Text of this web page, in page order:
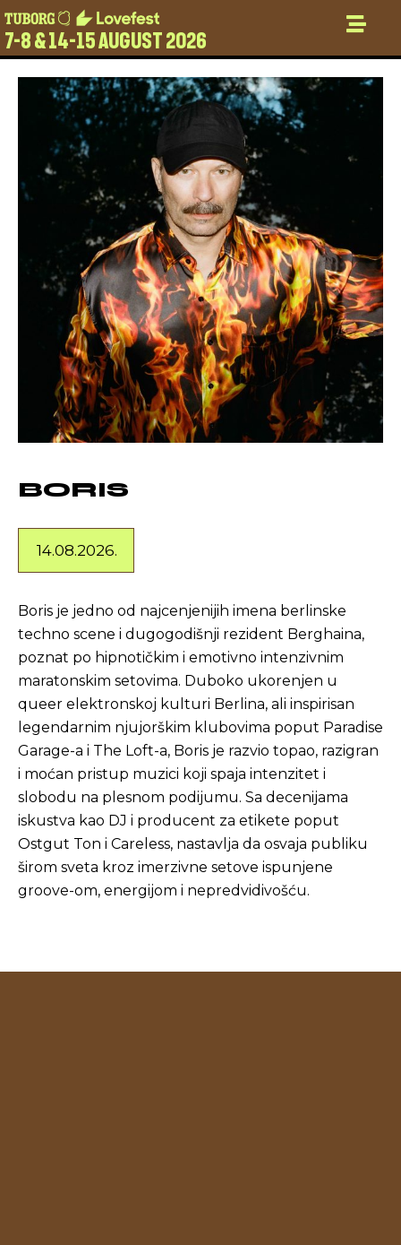
7-8 & 14-15 AUGUST 2026
BORIS
14.08.2026.
Boris je jedno od najcenjenijih imena berlinske
techno scene i dugogodišnji rezident Berghaina,
poznat po hipnotičkim i emotivno intenzivnim
maratonskim setovima. Duboko ukorenjen u
queer elektronskoj kulturi Berlina, ali inspirisan
legendarnim njujorškim klubovima poput Paradise
Garage-a i The Loft-a, Boris je razvio topao, razigran
i moćan pristup muzici koji spaja intenzitet i
slobodu na plesnom podijumu. Sa decenijama
iskustva kao DJ i producent za etikete poput
Ostgut Ton i Careless, nastavlja da osvaja publiku
širom sveta kroz imerzivne setove ispunjene
groove-om, energijom i nepredvidivošću.